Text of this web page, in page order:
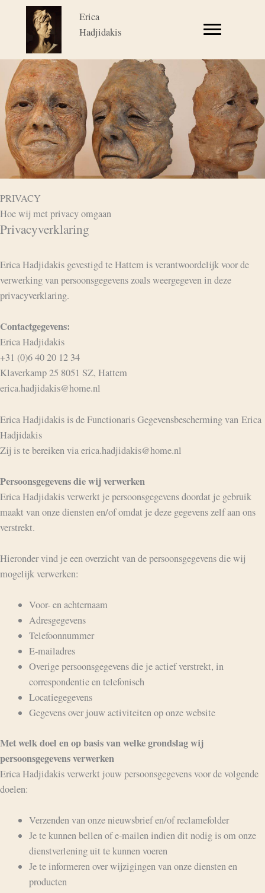
Erica
Hadjidakis
PRIVACY
Hoe wij met privacy omgaan
Privacyverklaring
Erica Hadjidakis gevestigd te Hattem is verantwoordelijk voor de
verwerking van persoonsgegevens zoals weergegeven in deze
privacyverklaring.
Contactgegevens:
Erica Hadjidakis
+31 (0)6 40 20 12 34
Klaverkamp 25 8051 SZ, Hattem
erica.hadjidakis@home.nl
Erica Hadjidakis is de Functionaris Gegevensbescherming van Erica
Hadjidakis
Zij is te bereiken via erica.hadjidakis@home.nl
Persoonsgegevens die wij verwerken
Erica Hadjidakis verwerkt je persoonsgegevens doordat je gebruik
maakt van onze diensten en/of omdat je deze gegevens zelf aan ons
verstrekt.
Hieronder vind je een overzicht van de persoonsgegevens die wij
mogelijk verwerken:
Voor- en achternaam
Adresgegevens
Telefoonnummer
E-mailadres
Overige persoonsgegevens die je actief verstrekt, in
correspondentie en telefonisch
Locatiegegevens
Gegevens over jouw activiteiten op onze website
Met welk doel en op basis van welke grondslag wij
persoonsgegevens verwerken
Erica Hadjidakis verwerkt jouw persoonsgegevens voor de volgende
doelen:
Verzenden van onze nieuwsbrief en/of reclamefolder
Je te kunnen bellen of e-mailen indien dit nodig is om onze
dienstverlening uit te kunnen voeren
Je te informeren over wijzigingen van onze diensten en
producten